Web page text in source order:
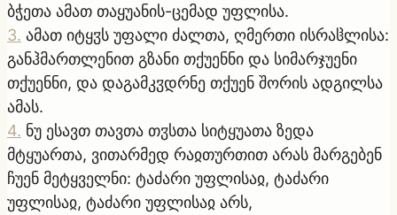
ბჭეთა ამათ თაყუანის-ცემად უფლისა.
3. ამათ იტყჳს უფალი ძალთა, ღმერთი ისრაჱლისა:
განჰმართლენით გზანი თქუენნი და სიმარჯუენი
თქუენნი, და დაგამკჳდრნე თქუენ შორის ადგილსა
ამას.
4. ნუ ესავთ თავთა თჳსთა სიტყუათა ზედა
მტყუართა, ვითარმედ რაჲთურთით არას მარგებენ
ჩუენ მეტყველნი: ტაძარი უფლისაჲ, ტაძარი
უფლისაჲ, ტაძარი უფლისაჲ არს,